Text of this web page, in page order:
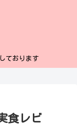
ております
食レビ